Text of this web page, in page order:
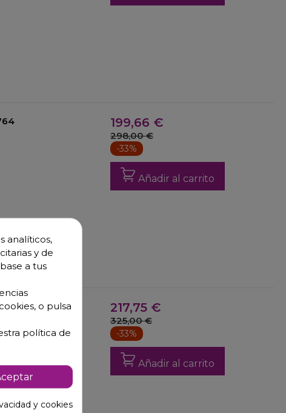
199,66 €
298,00 €
-33%
Añadir al carrito
217,75 €
325,00 €
-33%
Añadir al carrito
analíticos,
y de
a tus
o pulsa
política de
y cookies